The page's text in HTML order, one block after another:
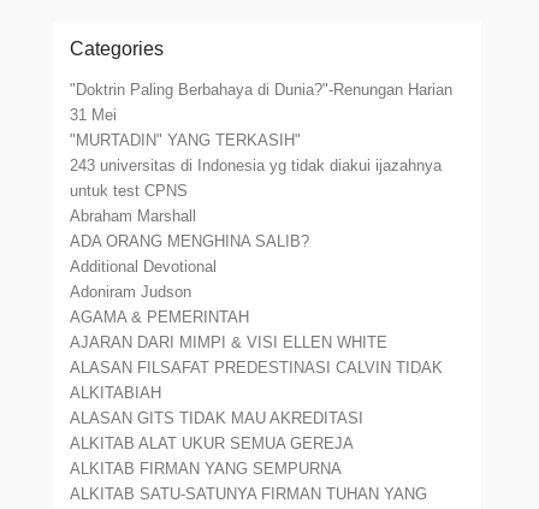
Categories
"Doktrin Paling Berbahaya di Dunia?"-Renungan Harian
31 Mei
"MURTADIN" YANG TERKASIH"
243 universitas di Indonesia yg tidak diakui ijazahnya
untuk test CPNS
Abraham Marshall
ADA ORANG MENGHINA SALIB?
Additional Devotional
Adoniram Judson
AGAMA & PEMERINTAH
AJARAN DARI MIMPI & VISI ELLEN WHITE
ALASAN FILSAFAT PREDESTINASI CALVIN TIDAK
ALKITABIAH
ALASAN GITS TIDAK MAU AKREDITASI
ALKITAB ALAT UKUR SEMUA GEREJA
ALKITAB FIRMAN YANG SEMPURNA
ALKITAB SATU-SATUNYA FIRMAN TUHAN YANG